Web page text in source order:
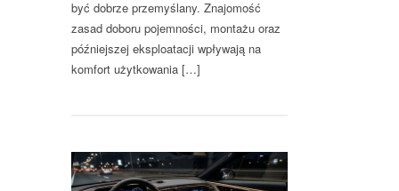
być dobrze przemyślany. Znajomość
zasad doboru pojemności, montażu oraz
późniejszej eksploatacji wpływają na
komfort użytkowania […]